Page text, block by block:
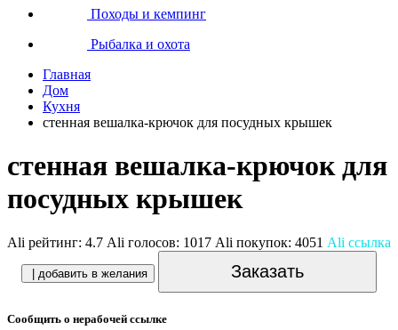
Походы и кемпинг
Рыбалка и охота
Главная
Дом
Кухня
стенная вешалка-крючок для посудных крышек
стенная вешалка-крючок для
посудных крышек
Ali рейтинг: 4.7 Ali голосов: 1017 Ali покупок: 4051 Ali ссылка
| добавить в желания Заказать
Сообщить о нерабочей ссылке